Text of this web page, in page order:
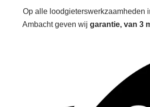
Op alle loodgieterswerkzaamheden
Ambacht geven wij garantie, van 3